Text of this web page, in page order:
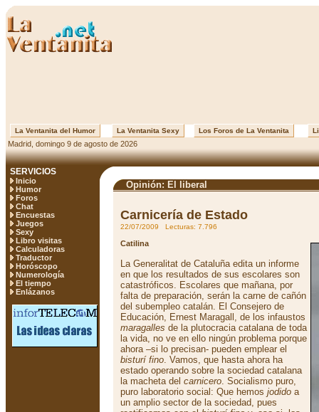
La Ventanita del Humor La Ventanita Sexy Los Foros de La Ventanita
Madrid, domingo 9 de agosto de 2026
SERVICIOS
Inicio
Humor
Foros
Chat
Encuestas
Juegos
Sexy
Libro visitas
Calculadoras
Traductor
Horóscopo
Numerología
El tiempo
Enlázanos
Opinión: El liberal
Carnicería de Estado
22/07/2009 Lecturas: 7.796
Catilina
La Generalitat de Cataluña edita un informe
en que los resultados de sus escolares son
catastróficos. Escolares que mañana, por
falta de preparación, serán la carne de cañón
del subempleo catalán. El Consejero de
Educación, Ernest Maragall, de los infaustos
maragalles de la plutocracia catalana de toda
la vida, no ve en ello ningún problema porque
ahora –si lo precisan- pueden emplear el
bisturí fino. Vamos, que hasta ahora ha
estado operando sobre la sociedad catalana
la macheta del carnicero. Socialismo puro,
puro laboratorio social: Que hemos jodido a
un amplio sector de la sociedad, pues